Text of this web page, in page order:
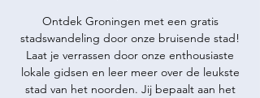
Ontdek Groningen met een gratis
stadswandeling door onze bruisende stad!
Laat je verrassen door onze enthousiaste
lokale gidsen en leer meer over de leukste
stad van het noorden. Jij bepaalt aan het